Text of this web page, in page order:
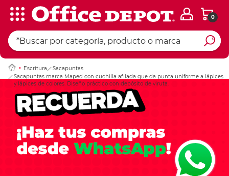
0
Escritura
Sacapuntas
Sacapuntas marca Maped con cuchilla afilada que da punta uniforme a lápices
y lápices de colores. Diseño práctico con depósito de viruta.
Ingresar Codigo